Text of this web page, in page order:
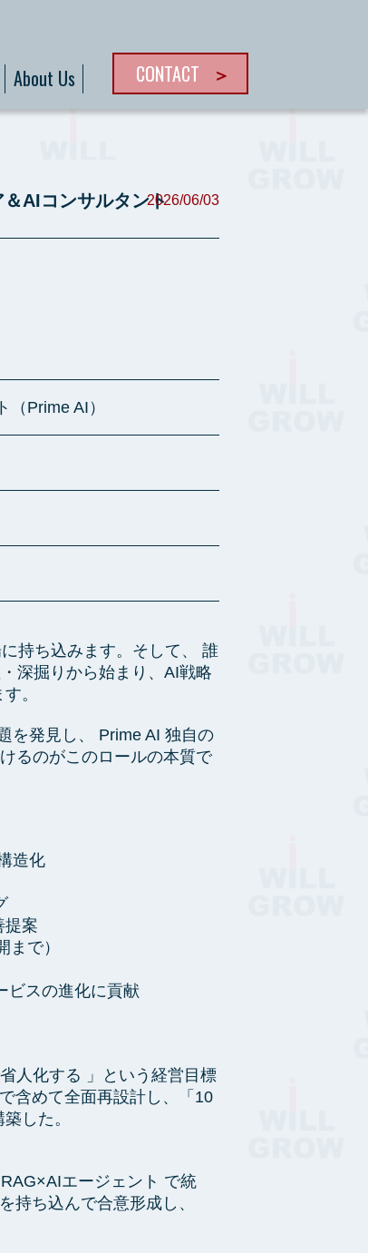
About Us CONTACT
AIコンサルタント2026/06/03
Prime AI）
持ち込みます。そして、 誰
深掘りから始まり、AI戦略
。
を発見し、 Prime AI 独自の
るのがこのロールの本質で
造化
提案
で）
ビスの進化に貢献
人化する 」という経営目標
含めて全面再設計し、「10
した。
エージェント で統
持ち込んで合意形成し、